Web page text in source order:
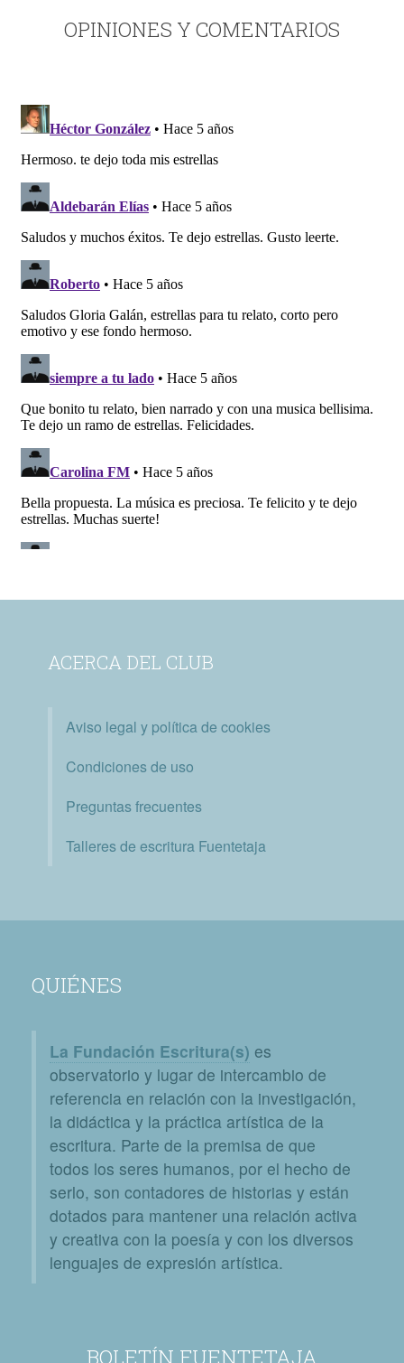
OPINIONES Y COMENTARIOS
ACERCA DEL CLUB
Aviso legal y política de cookies
Condiciones de uso
Preguntas frecuentes
Talleres de escritura Fuentetaja
QUIÉNES
La Fundación Escritura(s) es
observatorio y lugar de intercambio de
referencia en relación con la investigación,
la didáctica y la práctica artística de la
escritura. Parte de la premisa de que
todos los seres humanos, por el hecho de
serlo, son contadores de historias y están
dotados para mantener una relación activa
y creativa con la poesía y con los diversos
lenguajes de expresión artística.
BOLETÍN FUENTETAJA